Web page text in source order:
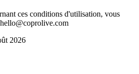
ces conditions d'utilisation, vous
2026